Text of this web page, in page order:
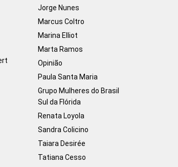
Jorge Nunes
Marcus Coltro
Marina Elliot
Marta Ramos
Opinião
Paula Santa Maria
Grupo Mulheres do Brasil
Sul da Flórida
Renata Loyola
Sandra Colicino
Taiara Desirée
Tatiana Cesso